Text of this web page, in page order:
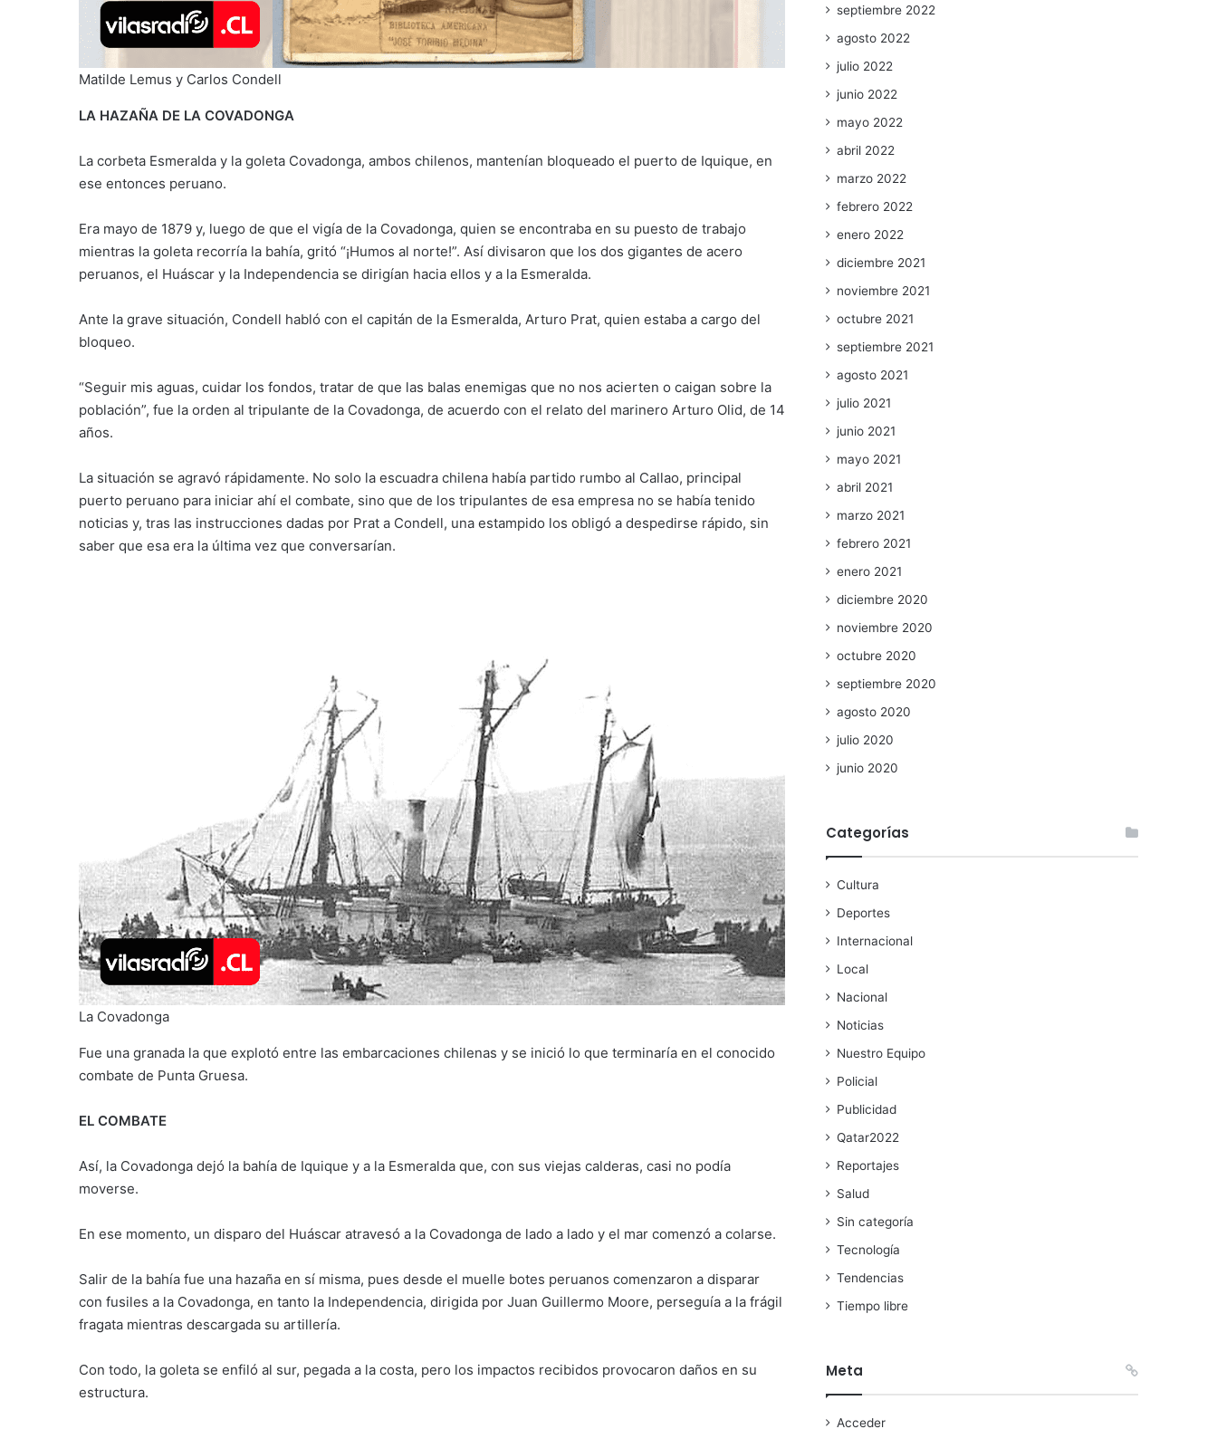
Matilde Lemus y Carlos Condell
LA HAZAÑA DE LA COVADONGA
La corbeta Esmeralda y la goleta Covadonga, ambos chilenos, mantenían bloqueado el puerto de Iquique, en
ese entonces peruano.
Era mayo de 1879 y, luego de que el vigía de la Covadonga, quien se encontraba en su puesto de trabajo
mientras la goleta recorría la bahía, gritó “¡Humos al norte!”. Así divisaron que los dos gigantes de acero
peruanos, el Huáscar y la Independencia se dirigían hacia ellos y a la Esmeralda.
Ante la grave situación, Condell habló con el capitán de la Esmeralda, Arturo Prat, quien estaba a cargo del
bloqueo.
“Seguir mis aguas, cuidar los fondos, tratar de que las balas enemigas que no nos acierten o caigan sobre la
población”, fue la orden al tripulante de la Covadonga, de acuerdo con el relato del marinero Arturo Olid, de 14
años.
La situación se agravó rápidamente. No solo la escuadra chilena había partido rumbo al Callao, principal
puerto peruano para iniciar ahí el combate, sino que de los tripulantes de esa empresa no se había tenido
noticias y, tras las instrucciones dadas por Prat a Condell, una estampido los obligó a despedirse rápido, sin
saber que esa era la última vez que conversarían.
La Covadonga
Fue una granada la que explotó entre las embarcaciones chilenas y se inició lo que terminaría en el conocido
combate de Punta Gruesa.
EL COMBATE
Así, la Covadonga dejó la bahía de Iquique y a la Esmeralda que, con sus viejas calderas, casi no podía
moverse.
En ese momento, un disparo del Huáscar atravesó a la Covadonga de lado a lado y el mar comenzó a colarse.
Salir de la bahía fue una hazaña en sí misma, pues desde el muelle botes peruanos comenzaron a disparar
con fusiles a la Covadonga, en tanto la Independencia, dirigida por Juan Guillermo Moore, perseguía a la frágil
fragata mientras descargada su artillería.
Con todo, la goleta se enfiló al sur, pegada a la costa, pero los impactos recibidos provocaron daños en su
estructura.
septiembre 2022
agosto 2022
julio 2022
junio 2022
mayo 2022
abril 2022
marzo 2022
febrero 2022
enero 2022
diciembre 2021
noviembre 2021
octubre 2021
septiembre 2021
agosto 2021
julio 2021
junio 2021
mayo 2021
abril 2021
marzo 2021
febrero 2021
enero 2021
diciembre 2020
noviembre 2020
octubre 2020
septiembre 2020
agosto 2020
julio 2020
junio 2020
Categorías
Cultura
Deportes
Internacional
Local
Nacional
Noticias
Nuestro Equipo
Policial
Publicidad
Qatar2022
Reportajes
Salud
Sin categoría
Tecnología
Tendencias
Tiempo libre
Meta
Acceder